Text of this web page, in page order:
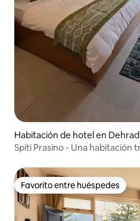
Habitación de hotel en
Spiti Prasino - Una habitación
Favorito entre huéspedes
Favorito entre huéspedes